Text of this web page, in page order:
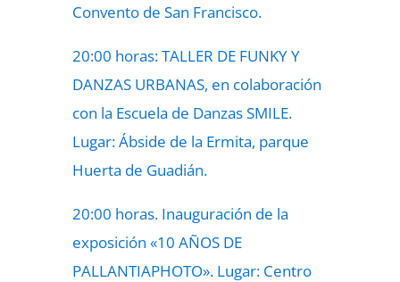
Convento de San Francisco.
20:00 horas: TALLER DE FUNKY Y
DANZAS URBANAS, en colaboración
con la Escuela de Danzas SMILE.
Lugar: Ábside de la Ermita, parque
Huerta de Guadián.
20:00 horas. Inauguración de la
exposición «10 AÑOS DE
PALLANTIAPHOTO». Lugar: Centro